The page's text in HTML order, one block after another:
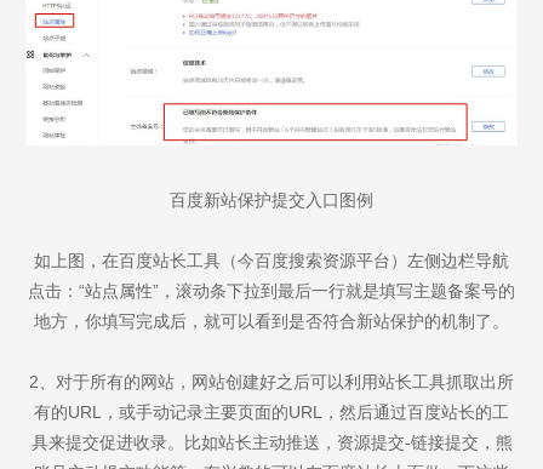
百度新站保护提交入口图例
如上图，在百度站长工具（今百度搜索资源平台）左侧边栏导航
点击：“站点属性”，滚动条下拉到最后一行就是填写主题备案号的
地方，你填写完成后，就可以看到是否符合新站保护的机制了。
2、对于所有的网站，网站创建好之后可以利用站长工具抓取出所
有的URL，或手动记录主要页面的URL，然后通过百度站长的工
具来提交促进收录。比如站长主动推送，资源提交-链接提交，熊